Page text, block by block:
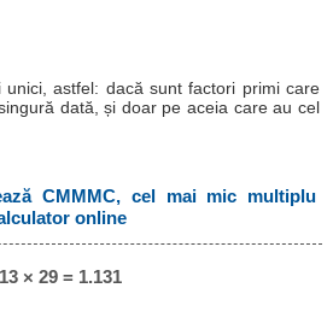
unici, astfel: dacă sunt factori primi care
dată, și doar pe aceia care au cel
CMMMC, cel mai mic multiplu
online
× 29 = 1.131